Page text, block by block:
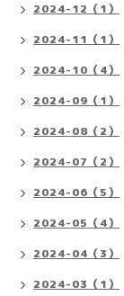
2024-12（1）
2024-11（1）
2024-10（4）
2024-09（1）
2024-08（2）
2024-07（2）
2024-06（5）
2024-05（4）
2024-04（3）
2024-03（1）